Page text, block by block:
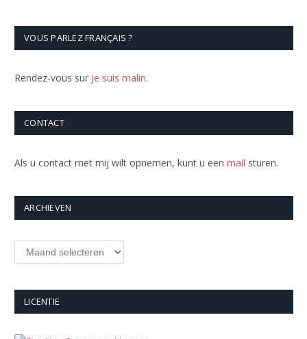
VOUS PARLEZ FRANÇAIS ?
Rendez-vous sur Je suis malin.
CONTACT
Als u contact met mij wilt opnemen, kunt u een mail sturen.
ARCHIEVEN
LICENTIE